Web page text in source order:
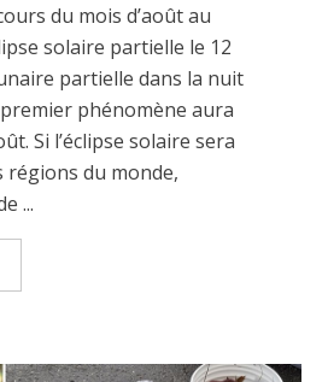
du mois d’août au
solaire partielle le 12
partielle dans la nuit
phénomène aura
Si l’éclipse solaire sera
régions du monde,
...